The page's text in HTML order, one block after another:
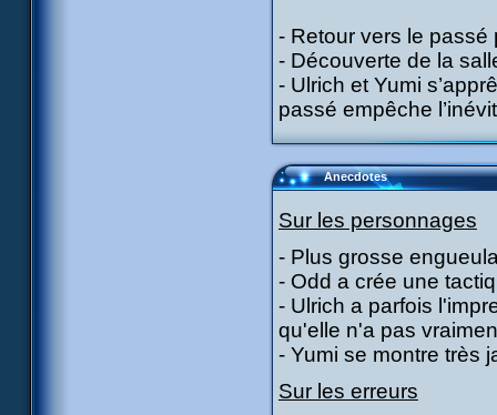
- Retour vers le passé
- Découverte de la
- Ulrich et Yumi
passé empêche
Anecdotes
Sur les personnages
- Plus grosse
- Odd a crée une
- Ulrich a parfois
qu'elle n'a pas
- Yumi se montre très
Sur les erreurs